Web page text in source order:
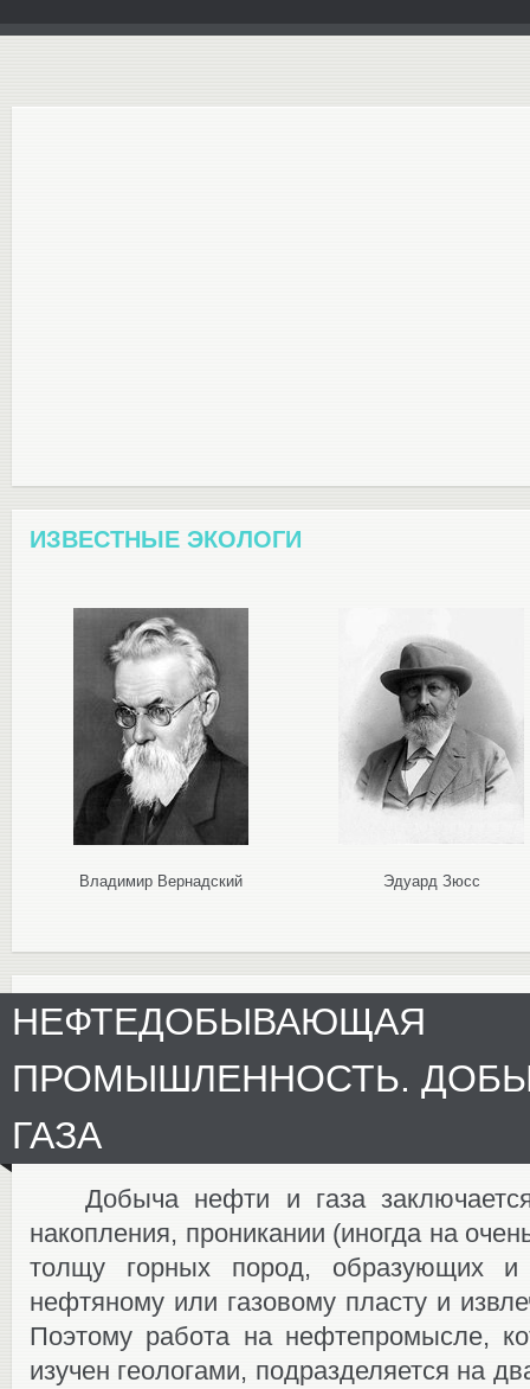
ИЗВЕСТНЫЕ ЭКОЛОГИ
Владимир Вернадский Эдуард Зюсс
НЕФТЕДОБЫВАЮЩАЯ
ПРОМЫШЛЕННОСТЬ.
ГАЗА
Добыча нефти и газа
накопления, проникании (иногда на
толщу горных пород, образующих
нефтяному или газовому пласту и
Поэтому работа на нефтепромысле,
изучен геологами, подразделяется на